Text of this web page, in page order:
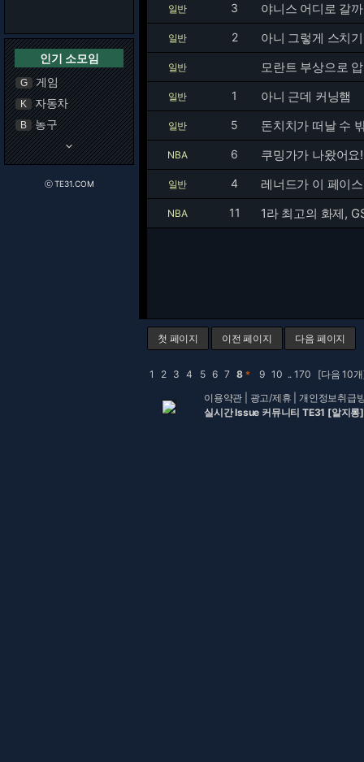
인기 소모임
G 게임
K 자동차
B 농구
keyboard_arrow_down
ⓒ TE31.COM
일반 3 야니스 어디로 갈
일반 2 아니 그렇게 스치
일반 모란트 부상으로
일반 1 아니 근데 커닝햄
일반 5 돈치치가 떠날 수
NBA 6 쿠밍가가 나왔어요!
일반 4 레너드가 이 페이
NBA 11 1라 최고의 화제,
첫 페이지 이전 페이지 다음 페이지
1 2 3 4 5 6 7 8 ＊ 9 10 .. 170
[다음 10
이용약관
광고/제휴 |개인정보취급
실시간 Issue 커뮤니티 TE31 [알지